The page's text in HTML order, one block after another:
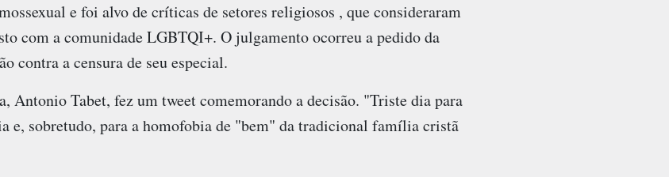
e foi alvo de críticas de setores religiosos , que consideraram
com a comunidade LGBTQI+. O julgamento ocorreu a pedido da
contra a censura de seu especial.
Antonio Tabet, fez um tweet comemorando a decisão. "Triste dia para
e, sobretudo, para a homofobia de "bem" da tradicional família cristã